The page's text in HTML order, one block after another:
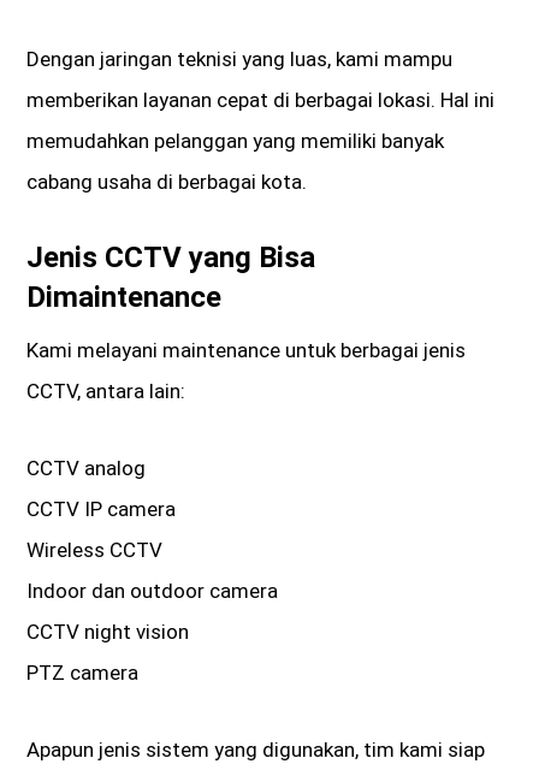
Dengan jaringan teknisi yang luas, kami mampu
memberikan layanan cepat di berbagai lokasi. Hal ini
memudahkan pelanggan yang memiliki banyak
cabang usaha di berbagai kota.
Jenis CCTV yang Bisa
Dimaintenance
Kami melayani maintenance untuk berbagai jenis
CCTV, antara lain:
CCTV analog
CCTV IP camera
Wireless CCTV
Indoor dan outdoor camera
CCTV night vision
PTZ camera
Apapun jenis sistem yang digunakan, tim kami siap